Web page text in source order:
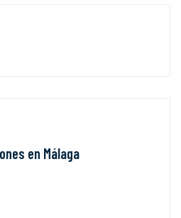
en Málaga